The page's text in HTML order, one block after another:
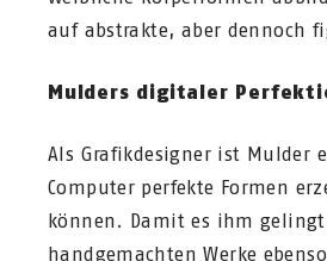
auf abstrakte, aber dennoch
Mulders digitaler
Als Grafikdesigner ist Mulder
Computer perfekte Formen
können. Damit es ihm
handgemachten Werke